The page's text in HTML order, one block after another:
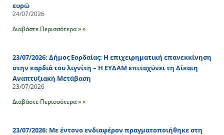
ευρώ
24/07/2026
Διαβάστε Περισσότερα » »
23/07/2026: Δήμος Εορδαίας: Η επιχειρηματική επανεκκίνηση
στην καρδιά του λιγνίτη – Η ΕΥΔΑΜ επιταχύνει τη Δίκαιη
Αναπτυξιακή Μετάβαση
23/07/2026
Διαβάστε Περισσότερα » »
23/07/2026: Με έντονο ενδιαφέρον πραγματοποιήθηκε στη